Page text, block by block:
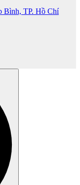
Bình, TP. Hồ Chí